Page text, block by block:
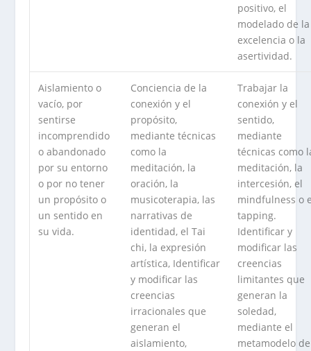
positivo, el
modelado de la
excelencia o la
asertividad.
Aislamiento o
vacío, por
sentirse
incomprendido
o abandonado
por su entorno
o por no tener
un propósito o
un sentido en
su vida.
Conciencia de la
conexión y el
propósito,
mediante técnicas
como la
meditación, la
oración, la
musicoterapia, las
narrativas de
identidad, el Tai
chi, la expresión
artística, Identificar
y modificar las
creencias
irracionales que
generan el
aislamiento,
Trabajar la
conexión y el
sentido,
mediante
técnicas como
meditación, la
intercesión, el
mindfulness o
tapping.
Identificar y
modificar las
creencias
limitantes que
generan la
soledad,
mediante el
metamodelo